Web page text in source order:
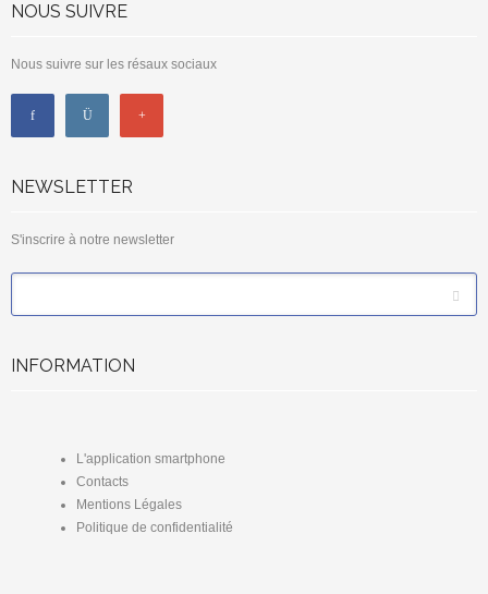
NOUS SUIVRE
Nous suivre sur les résaux sociaux
NEWSLETTER
S'inscrire à notre newsletter
INFORMATION
L'application smartphone
Contacts
Mentions Légales
Politique de confidentialité